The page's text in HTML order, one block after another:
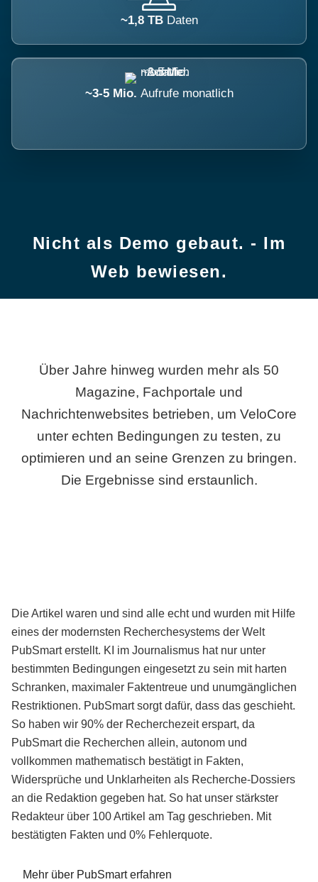
~1,8 TB Daten
~3-5 Mio. Aufrufe monatlich
Nicht als Demo gebaut. - Im
Web bewiesen.
Über Jahre hinweg wurden mehr als 50
Magazine, Fachportale und
Nachrichtenwebsites betrieben, um VeloCore
unter echten Bedingungen zu testen, zu
optimieren und an seine Grenzen zu bringen.
Die Ergebnisse sind erstaunlich.
Die Artikel waren und sind alle echt und wurden mit Hilfe
eines der modernsten Recherchesystems der Welt
PubSmart erstellt. KI im Journalismus hat nur unter
bestimmten Bedingungen eingesetzt zu sein mit harten
Schranken, maximaler Faktentreue und unumgänglichen
Restriktionen. PubSmart sorgt dafür, dass das geschieht.
So haben wir 90% der Recherchezeit erspart, da
PubSmart die Recherchen allein, autonom und
vollkommen mathematisch bestätigt in Fakten,
Widersprüche und Unklarheiten als Recherche-Dossiers
an die Redaktion gegeben hat. So hat unser stärkster
Redakteur über 100 Artikel am Tag geschrieben. Mit
bestätigten Fakten und 0% Fehlerquote.
Mehr über PubSmart erfahren